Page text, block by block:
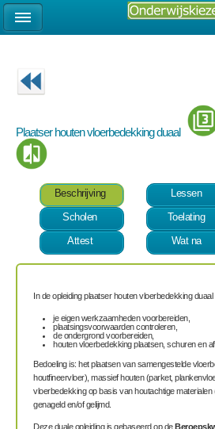
Plaatser houten vloerbedekking duaal
Beschrijving
Lessen
Scholen
Toelating
Attest
Wat na
In de opleiding plaatser houten vloerbedekking duaal
je eigen werkzaamheden voorbereiden,
plaatsingsvoorwaarden controleren,
de ondergrond voorbereiden,
houten vloerbedekking plaatsen, schuren en
Bedoeling is: het plaatsen van samengestelde
houtfineervloer), massief houten (parket,
vloerbedekking op basis van houtachtige
genageld en/of gelijmd.
Deze duale opleiding is gebaseerd op de